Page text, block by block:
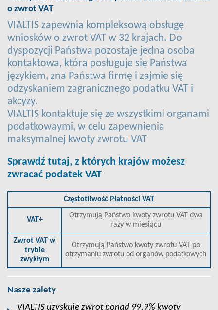
o zwrot VAT
VIALTIS zapewnia kompleksową obsługę
wniosków o zwrot VAT w 32 krajach. Do
dyspozycji Państwa pozostaje jedna osoba
kontaktowa, która posługuje się Państwa
językiem, zna Państwa firmę i zajmie się
odzyskaniem zagranicznego podatku VAT i
akcyzy.
VIALTIS kontaktuje się ze wszystkimi organami
podatkowaymi, w celu zapewnienia
maksymalnej kwoty zwrotu VAT
Sprawdź tutaj, z których krajów możesz
zwracać podatek VAT
Częstotliwość Płatności VAT
VAT+
Otrzymują Państwo kwoty zwrotu VAT dwa
razy w miesiącu
Zwrot VAT w
trybie
zwykłym
Otrzymują Państwo kwoty zwrotu VAT po
otrzymaniu zwrotu od organów podatkowych
Nasze zalety
VIALTIS uzyskuje zwrot ponad 99.9% kwoty